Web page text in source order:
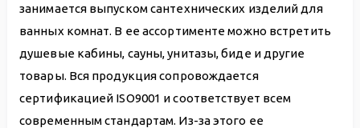
занимается выпуском сантехнических изделий для
ванных комнат. В ее ассортименте можно встретить
душевые кабины, сауны, унитазы, биде и другие
товары. Вся продукция сопровождается
сертификацией ISO9001 и соответствует всем
современным стандартам. Из-за этого ее